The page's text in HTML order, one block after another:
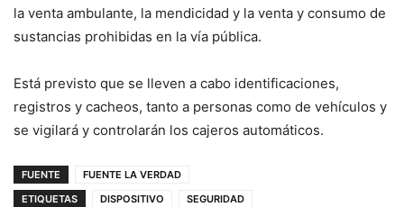
la venta ambulante, la mendicidad y la venta y consumo de
sustancias prohibidas en la vía pública.
Está previsto que se lleven a cabo identificaciones,
registros y cacheos, tanto a personas como de vehículos y
se vigilará y controlarán los cajeros automáticos.
FUENTE
FUENTE LA VERDAD
ETIQUETAS
DISPOSITIVO SEGURIDAD